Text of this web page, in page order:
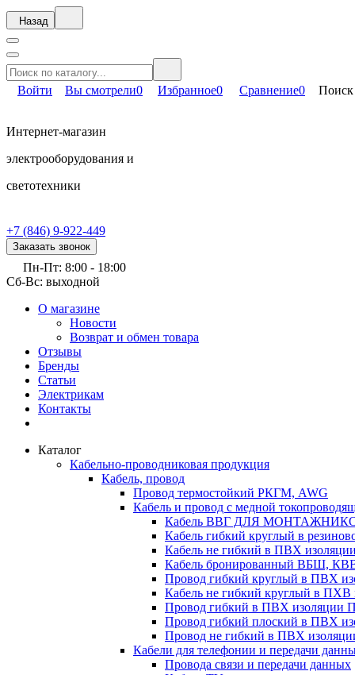
Назад
Войти Вы смотрели0 Избранное0 Сравнение0 Поиск
Интернет-магазин
электрооборудования и
светотехники
+7 (846) 9-922-449
Заказать звонок
Пн-Пт: 8:00 - 18:00
Сб-Вс: выходной
О магазине
Новости
Возврат и обмен товара
Отзывы
Бренды
Статьи
Электрикам
Контакты
Каталог
Кабельно-проводниковая продукция
Кабель, провод
Провод термостойкий РКГМ, AWG
Кабель и провод с медной
Кабель ВВГ ДЛЯ
Кабель гибкий круглый в
Кабель не гибкий в ПВХ
Кабель бронированный ВБШ,
Провод гибкий круглый в ПВХ
Кабель не гибкий круглый в
Провод гибкий в ПВХ изоляции
Провод гибкий плоский в ПВХ
Провод не гибкий в ПВХ
Кабели для телефонии и передачи
Провода связи и передачи данных